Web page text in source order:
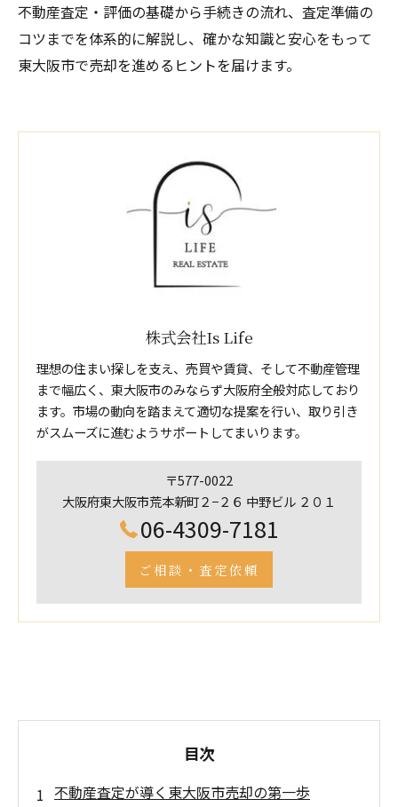
不動産査定・評価の基礎から手続きの流れ、査定準備の
コツまでを体系的に解説し、確かな知識と安心をもって
東大阪市で売却を進めるヒントを届けます。
株式会社Is Life
理想の住まい探しを支え、売買や賃貸、そして不動産管理
まで幅広く、東大阪市のみならず大阪府全般対応しており
ます。市場の動向を踏まえて適切な提案を行い、取り引き
がスムーズに進むようサポートしてまいります。
〒577-0022
大阪府東大阪市荒本新町２−２６ 中野ビル ２０１
06-4309-7181
ご相談・査定依頼
目次
不動産査定が導く東大阪市売却の第一歩